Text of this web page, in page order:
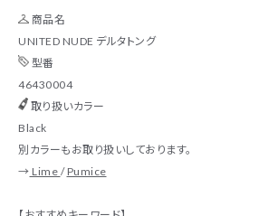
商品名
UNITED NUDE デルタトング
型番
46430004
取り扱いカラー
Black
別カラーもお取り扱いしております。
→ Lime / Pumice